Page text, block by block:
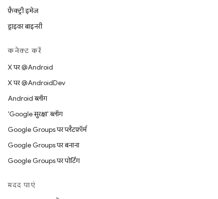
फ़ैक्ट्री इमेज
ड्राइवर बाइनरी
कनेक्ट करें
X पर @Android
X पर @AndroidDev
Android ब्लॉग
'Google सुरक्षा' ब्लॉग
Google Groups पर प्लैटफ़ॉर्म
Google Groups पर बनाना
Google Groups पर पोर्टिंग
मदद पाएं